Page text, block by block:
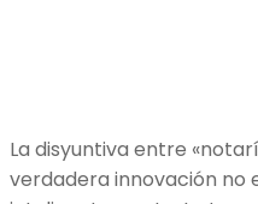
La disyuntiva entre
verdadera innovación no